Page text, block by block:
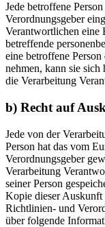
Jede betroffene
Verordnungsgeber
Verantwortlichen eine
betreffende
eine betroffene
nehmen, kann sie
die Verarbeitung
b) Recht auf
Jede von der
Person hat das vom
Verordnungsgeber
Verarbeitung
seiner Person
Kopie dieser Auskunft
Richtlinien- und
über folgende